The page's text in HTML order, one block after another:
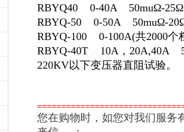
RBYQ40 0-40A 50muΩ-
RBYQ-50 0-50A 50muΩ-
RBYQ-100 0-100A(共2000
RBYQ-40T 10A，20A,40A
220KV以下变压器直阻试验。
您在购物时，如您对我们服务